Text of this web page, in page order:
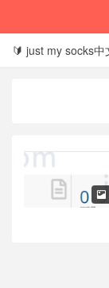
🔰 just my socks中
7、续费教程 8、
🌐 justmysocks
